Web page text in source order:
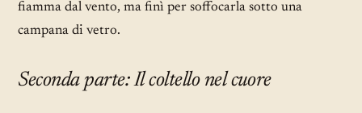
fiamma dal vento, ma finì per soffocarla sotto una
campana di vetro.
Seconda parte: Il coltello nel cuore